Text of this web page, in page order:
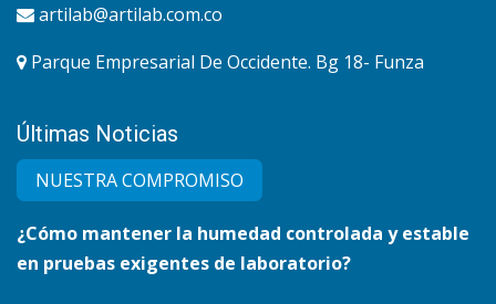
artilab@artilab.com.co
Parque Empresarial De Occidente. Bg 18- Funza
Últimas Noticias
NUESTRA COMPRO​MISO
¿Cómo mantener la humedad controlada y estable
en pruebas exigentes de laboratorio?